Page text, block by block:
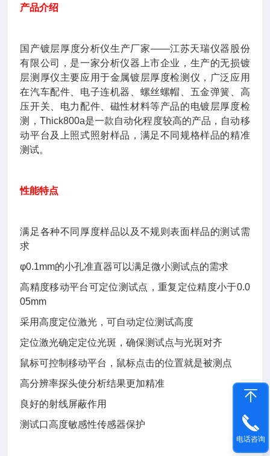
产品介绍
国产镀层厚度分析仪生产厂家——江苏天瑞仪器股份
有限公司，是一家分析仪器上市企业，生产的无损镀
层测厚仪主要应用于金属镀层厚度检测仪，广泛应用
在汽车配件、电子连机器、螺丝螺帽、五金弹簧、高
压开关、电力配件、磁性材料等产品的电镀层厚度检
测，Thick800a是一款自动化程度较高的产品，自动移
动平台及上照式照射样品，满足不同规格样品的精准
测试。
性能特点
满足各种不同厚度样品以及不规则表面样品的测试需
求
φ0.1mm的小孔准直器可以满足微小测试点的需求
高精度移动平台可定位测试点，重复定位精度小于0.0
05mm
采用高度定位激光，可自动定位测试高度
定位激光确定定位光斑，确保测试点与光斑对齐
鼠标可控制移动平台，鼠标点击的位置就是被测点
高分辨率探头使分析结果更加精准
良好的射线屏蔽作用
测试口高度敏感性传感器保护
电话咨询